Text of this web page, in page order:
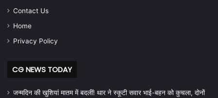
Contact Us
Home
Privacy Policy
CG NEWS TODAY
जन्मदिन की खुशियां मातम में बदलीं! थार ने स्कूटी सवार भाई-बहन को कुचला, दोनों